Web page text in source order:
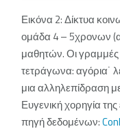
Εικόνα 2: Δίκτυα
ομάδα 4 – 5χρονων
μαθητών. Οι
τετράγωνα: αγόρια˙
μια αλληλεπίδραση
Ευγενική χορηγία
πηγή δεδομένων: